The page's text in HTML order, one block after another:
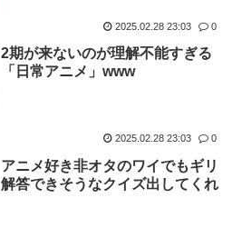
2025.02.28 23:03 0
2期が来ないのが理解不能すぎる
「日常アニメ」www
2025.02.28 23:03 0
アニメ好き非オタのワイでもギリ
解答できそうなクイズ出してくれ